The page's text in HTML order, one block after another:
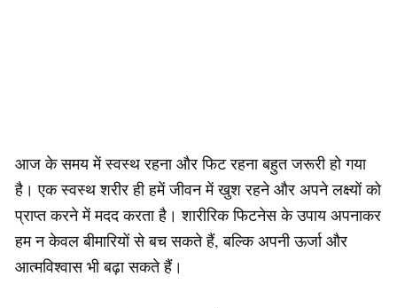
आज के समय में स्वस्थ रहना और फिट रहना बहुत जरूरी हो गया
है। एक स्वस्थ शरीर ही हमें जीवन में खुश रहने और अपने लक्ष्यों को
प्राप्त करने में मदद करता है। शारीरिक फिटनेस के उपाय अपनाकर
हम न केवल बीमारियों से बच सकते हैं, बल्कि अपनी ऊर्जा और
आत्मविश्वास भी बढ़ा सकते हैं।